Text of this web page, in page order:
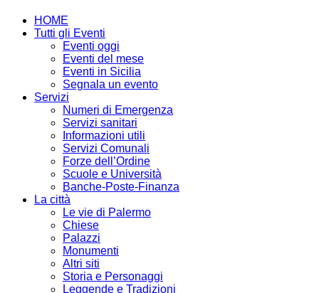
HOME
Tutti gli Eventi
Eventi oggi
Eventi del mese
Eventi in Sicilia
Segnala un evento
Servizi
Numeri di Emergenza
Servizi sanitari
Informazioni utili
Servizi Comunali
Forze dell’Ordine
Scuole e Università
Banche-Poste-Finanza
La città
Le vie di Palermo
Chiese
Palazzi
Monumenti
Altri siti
Storia e Personaggi
Leggende e Tradizioni